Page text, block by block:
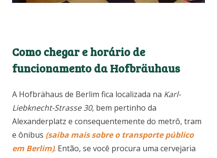
Como chegar e horário de
funcionamento da Hofbräuhaus
A Hofbrähaus de Berlim fica localizada na Karl-
Liebknecht-Strasse 30, bem pertinho da
Alexanderplatz e consequentemente do metrô, tram
e ônibus (saiba mais sobre o transporte público
em Berlim). Então, se você procura uma cervejaria